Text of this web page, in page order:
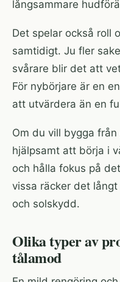
långsammare
Det spelar också roll
samtidigt. Ju fler
svårare blir det att
För nybörjare är en
att utvärdera än en
Om du vill bygga
hjälpsamt att börja i
och hålla fokus på
vissa räcker det
och solskydd.
Olika typer av
tålamod